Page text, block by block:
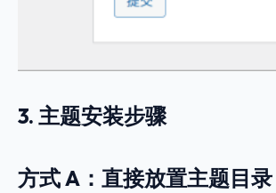
3. 主题安装步骤
方式 A：直接放置主题目